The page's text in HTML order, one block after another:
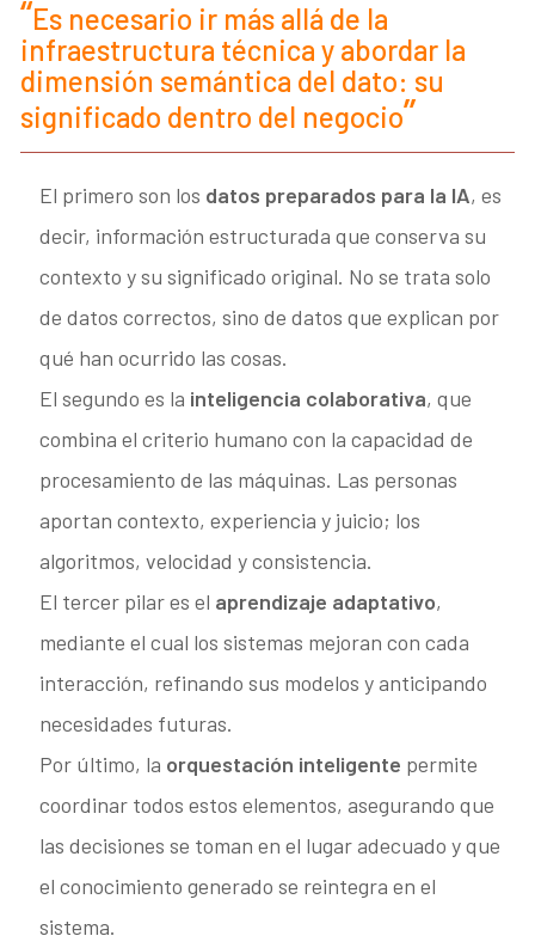
Es necesario ir más allá de la
infraestructura técnica y abordar la
dimensión semántica del dato: su
significado dentro del negocio
El primero son los datos preparados para la IA, es
decir, información estructurada que conserva su
contexto y su significado original. No se trata solo
de datos correctos, sino de datos que explican por
qué han ocurrido las cosas.
El segundo es la inteligencia colaborativa, que
combina el criterio humano con la capacidad de
procesamiento de las máquinas. Las personas
aportan contexto, experiencia y juicio; los
algoritmos, velocidad y consistencia.
El tercer pilar es el aprendizaje adaptativo,
mediante el cual los sistemas mejoran con cada
interacción, refinando sus modelos y anticipando
necesidades futuras.
Por último, la orquestación inteligente permite
coordinar todos estos elementos, asegurando que
las decisiones se toman en el lugar adecuado y que
el conocimiento generado se reintegra en el
sistema.